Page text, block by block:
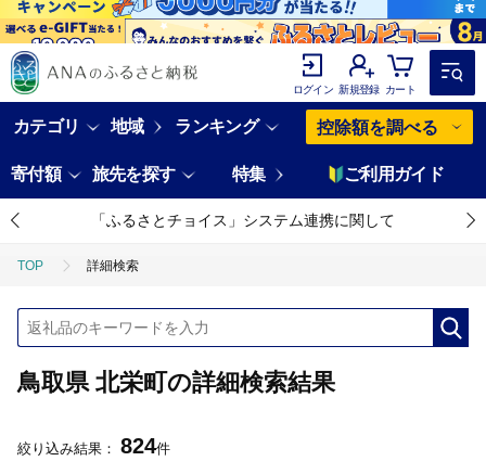
ログイン 新規登録 カート
カテゴリ 地域 ランキング 控除額を調べる
寄付額 旅先を探す 特集 ご利用ガイド
「ふるさとチョイス」システム連携に関して
TOP 詳細検索
鳥取県 北栄町の詳細検索結果
絞り込み結果： 824件